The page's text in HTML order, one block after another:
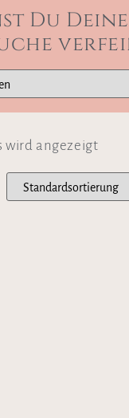
Du Deine
wird angezeigt